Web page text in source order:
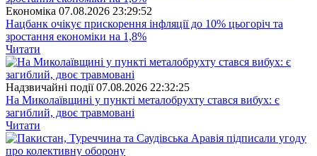
Економіка 07.08.2026 23:29:52
Нацбанк очікує прискорення інфляції до 10% цьогоріч та
зростання економіки на 1,8%
Читати
Надзвичайні події 07.08.2026 22:32:25
На Миколаївщині у пункті металобрухту стався вибух: є
загиблий, двоє травмовані
Читати